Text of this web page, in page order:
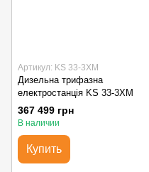
Артикул: KS 33-3XM
Дизельна трифазна
електростанція KS 33-3XM
367 499 грн
В наличии
Купить